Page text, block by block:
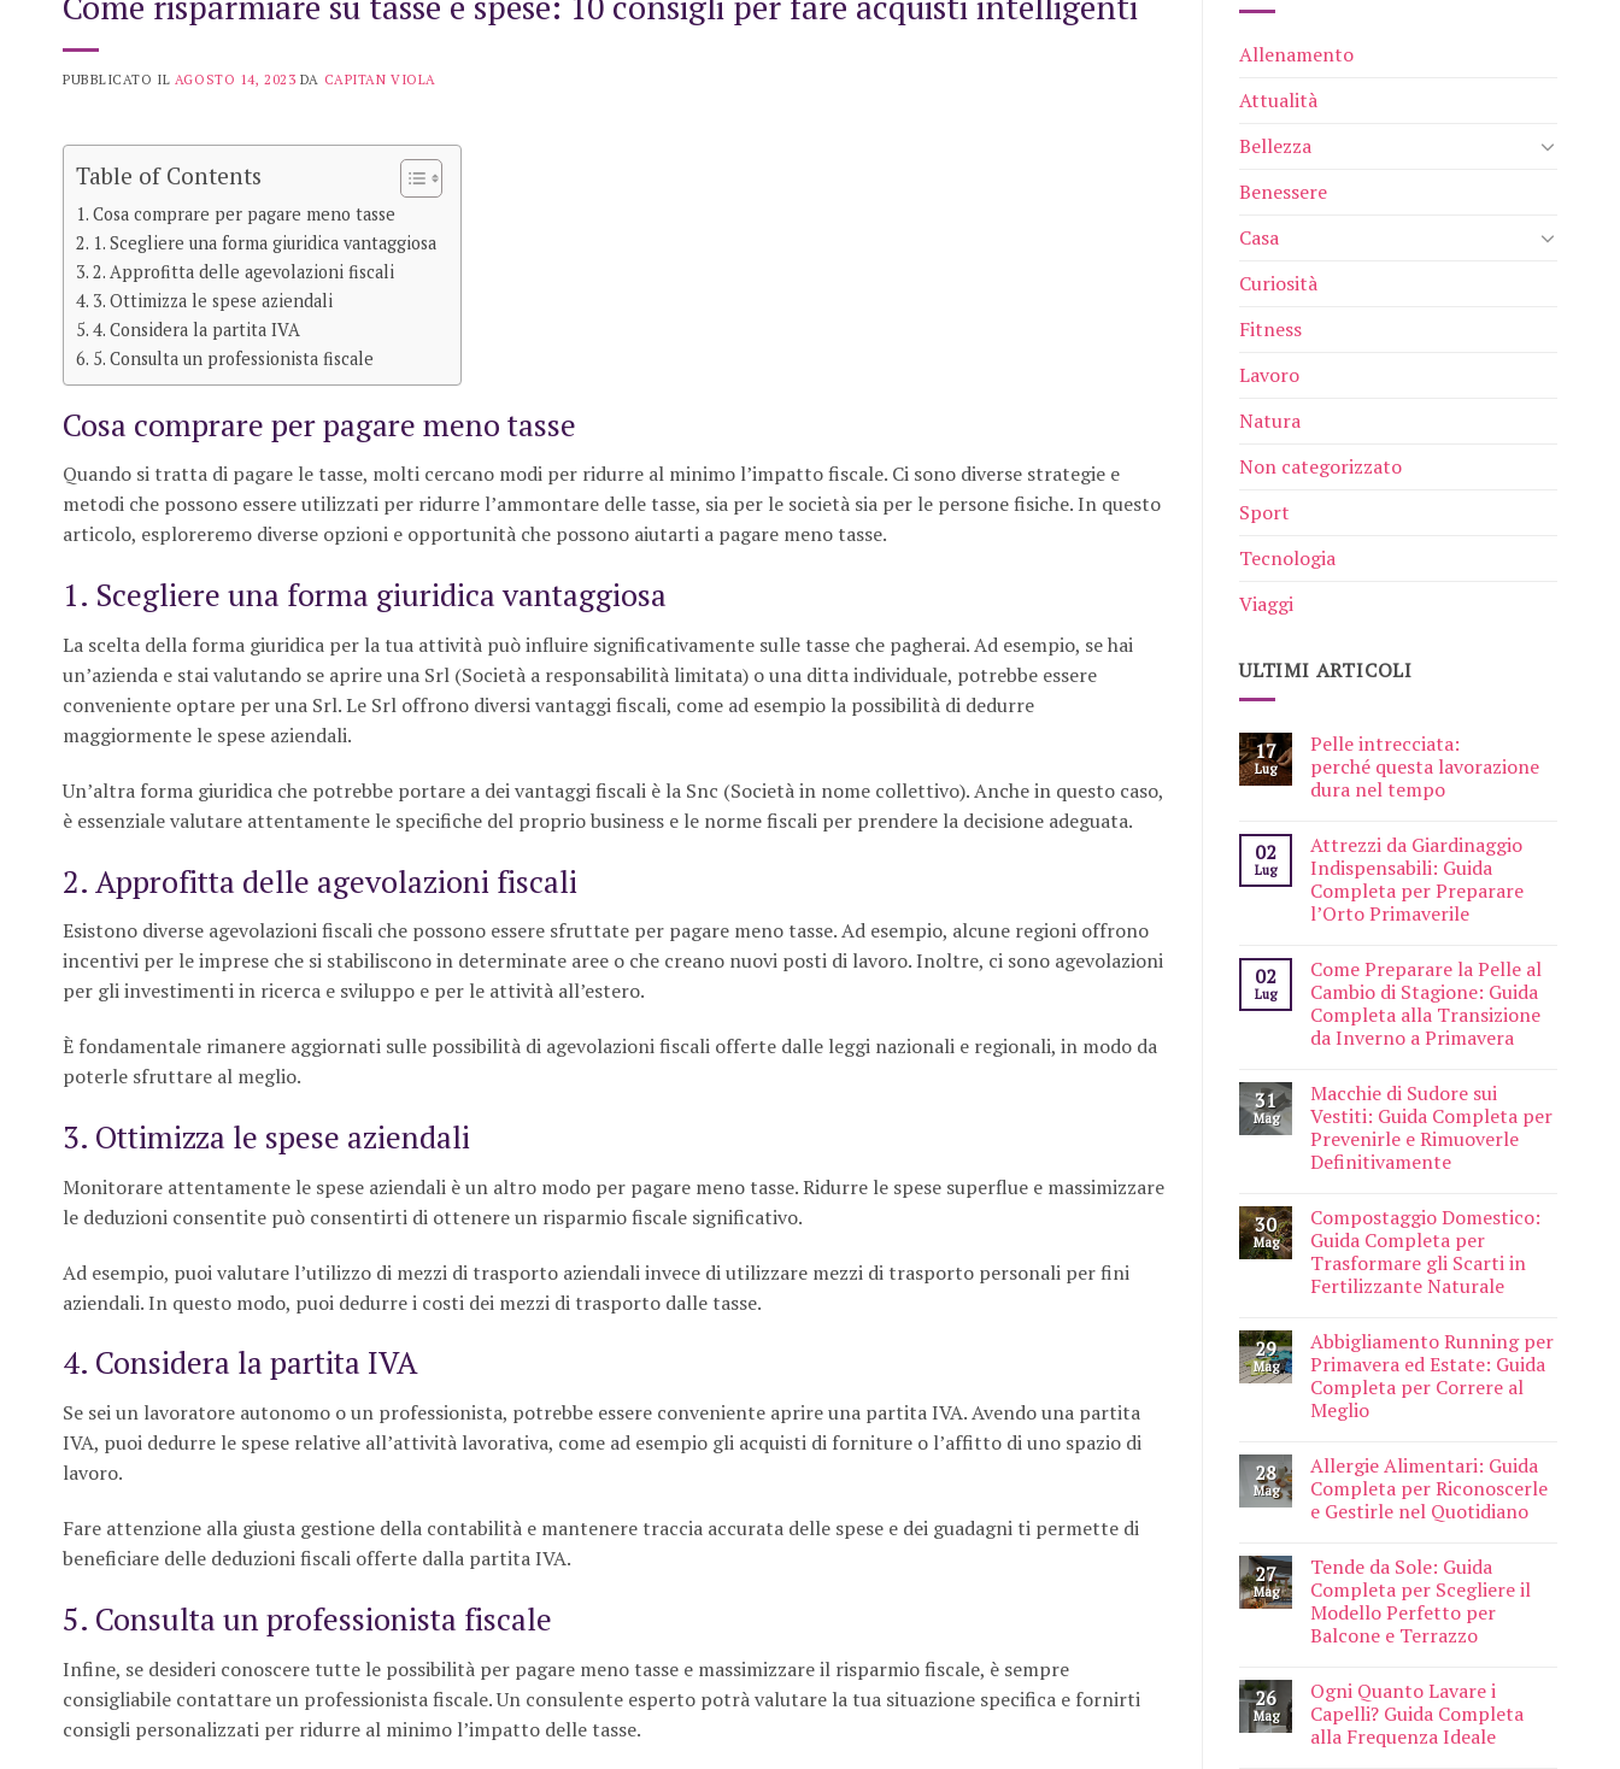
PUBBLICATO IL AGOSTO 14, 2023 DA CAPITAN VIOLA
Table of Contents
Cosa comprare per pagare meno tasse
1. Scegliere una forma giuridica vantaggiosa
2. Approfitta delle agevolazioni fiscali
3. Ottimizza le spese aziendali
4. Considera la partita IVA
5. Consulta un professionista fiscale
Cosa comprare per pagare meno tasse
Quando si tratta di pagare le tasse, molti cercano modi per ridurre al minimo l’impatto fiscale. Ci sono diverse strategie e
metodi che possono essere utilizzati per ridurre l’ammontare delle tasse, sia per le società sia per le persone fisiche. In questo
articolo, esploreremo diverse opzioni e opportunità che possono aiutarti a pagare meno tasse.
1. Scegliere una forma giuridica vantaggiosa
La scelta della forma giuridica per la tua attività può influire significativamente sulle tasse che pagherai. Ad esempio, se hai
un’azienda e stai valutando se aprire una Srl (Società a responsabilità limitata) o una ditta individuale, potrebbe essere
conveniente optare per una Srl. Le Srl offrono diversi vantaggi fiscali, come ad esempio la possibilità di dedurre
maggiormente le spese aziendali.
Un’altra forma giuridica che potrebbe portare a dei vantaggi fiscali è la Snc (Società in nome collettivo). Anche in questo caso,
è essenziale valutare attentamente le specifiche del proprio business e le norme fiscali per prendere la decisione adeguata.
2. Approfitta delle agevolazioni fiscali
Esistono diverse agevolazioni fiscali che possono essere sfruttate per pagare meno tasse. Ad esempio, alcune regioni offrono
incentivi per le imprese che si stabiliscono in determinate aree o che creano nuovi posti di lavoro. Inoltre, ci sono agevolazioni
per gli investimenti in ricerca e sviluppo e per le attività all’estero.
È fondamentale rimanere aggiornati sulle possibilità di agevolazioni fiscali offerte dalle leggi nazionali e regionali, in modo da
poterle sfruttare al meglio.
3. Ottimizza le spese aziendali
Monitorare attentamente le spese aziendali è un altro modo per pagare meno tasse. Ridurre le spese superflue e massimizzare
le deduzioni consentite può consentirti di ottenere un risparmio fiscale significativo.
Ad esempio, puoi valutare l’utilizzo di mezzi di trasporto aziendali invece di utilizzare mezzi di trasporto personali per fini
aziendali. In questo modo, puoi dedurre i costi dei mezzi di trasporto dalle tasse.
4. Considera la partita IVA
Se sei un lavoratore autonomo o un professionista, potrebbe essere conveniente aprire una partita IVA. Avendo una partita
IVA, puoi dedurre le spese relative all’attività lavorativa, come ad esempio gli acquisti di forniture o l’affitto di uno spazio di
lavoro.
Fare attenzione alla giusta gestione della contabilità e mantenere traccia accurata delle spese e dei guadagni ti permette di
beneficiare delle deduzioni fiscali offerte dalla partita IVA.
5. Consulta un professionista fiscale
Infine, se desideri conoscere tutte le possibilità per pagare meno tasse e massimizzare il risparmio fiscale, è sempre
consigliabile contattare un professionista fiscale. Un consulente esperto potrà valutare la tua situazione specifica e fornirti
consigli personalizzati per ridurre al minimo l’impatto delle tasse.
Allenamento
Attualità
Bellezza
Benessere
Casa
Curiosità
Fitness
Lavoro
Natura
Non categorizzato
Sport
Tecnologia
Viaggi
ULTIMI ARTICOLI
17
Lug
Pelle intrecciata:
perché questa lavorazione
dura nel tempo
02
Lug
Attrezzi da Giardinaggio
Indispensabili: Guida
Completa per Preparare
l’Orto Primaverile
02
Lug
Come Preparare la Pelle al
Cambio di Stagione: Guida
Completa alla Transizione
da Inverno a Primavera
31
Mag
Macchie di Sudore sui
Vestiti: Guida Completa per
Prevenirle e Rimuoverle
Definitivamente
30
Mag
Compostaggio Domestico:
Guida Completa per
Trasformare gli Scarti in
Fertilizzante Naturale
29
Mag
Abbigliamento Running per
Primavera ed Estate: Guida
Completa per Correre al
Meglio
28
Mag
Allergie Alimentari: Guida
Completa per Riconoscerle
e Gestirle nel Quotidiano
27
Mag
Tende da Sole: Guida
Completa per Scegliere il
Modello Perfetto per
Balcone e Terrazzo
26
Mag
Ogni Quanto Lavare i
Capelli? Guida Completa
alla Frequenza Ideale